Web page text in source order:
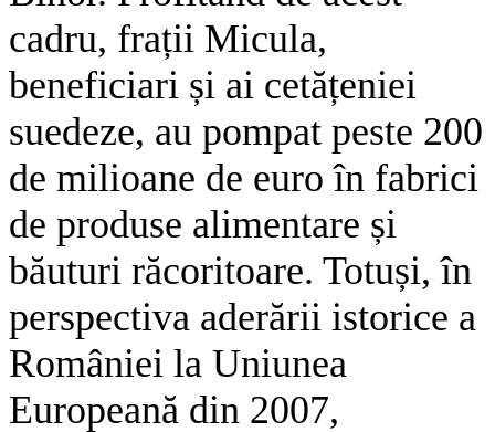
cadru, frații Micula,
beneficiari și ai cetățeniei
suedeze, au pompat peste 200
de milioane de euro în fabrici
de produse alimentare și
băuturi răcoritoare. Totuși, în
perspectiva aderării istorice a
României la Uniunea
Europeană din 2007,